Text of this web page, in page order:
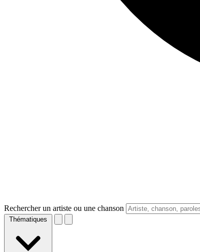
Rechercher un artiste ou une chanson
Thématiques